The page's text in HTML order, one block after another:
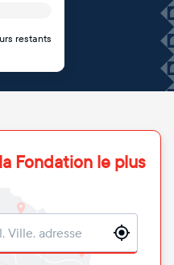
restants
Fondation le plus